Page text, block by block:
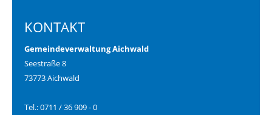
KONTAKT
Gemeindeverwaltung Aichwald
Seestraße 8
73773 Aichwald
Tel.: 0711 / 36 909 - 0